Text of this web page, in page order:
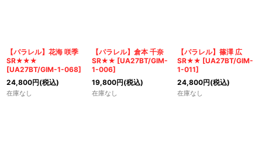
【パラレル】花海 咲季
SR★★★
[UA27BT/GIM-1-068]
24,800円(税込)
在庫なし
【パラレル】倉本 千奈
SR★★ [UA27BT/GIM-
1-006]
19,800円(税込)
在庫なし
【パラレル】篠澤 広
SR★★ [UA27BT/GIM-
1-011]
24,800円(税込)
在庫なし